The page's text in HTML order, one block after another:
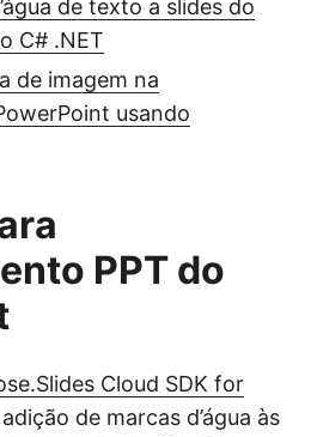
de texto a slides do
C# .NET
de imagem na
usando
PPT do
Cloud SDK for
de marcas d’água às